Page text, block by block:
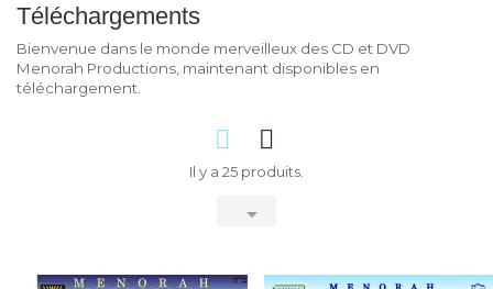
Téléchargements
Bienvenue dans le monde merveilleux des CD et DVD
Menorah Productions, maintenant disponibles en
téléchargement.
Il y a 25 produits.
